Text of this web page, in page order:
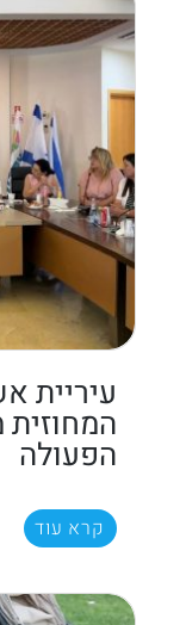
עיריית
הפעולה
קרא עוד